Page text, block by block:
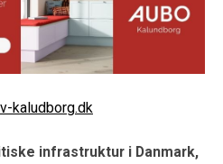
kaludborg.dk
infrastruktur i Danmark,